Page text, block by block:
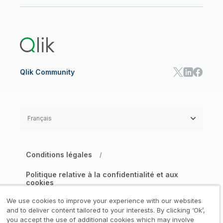
Qlik Community
Conditions légales /
Politique relative à la confidentialité et aux
cookies
Marques déposées / Confiance /
Français
We use cookies to improve your experience with our websites
and to deliver content tailored to your interests. By clicking ‘Ok’,
you accept the use of additional cookies which may involve